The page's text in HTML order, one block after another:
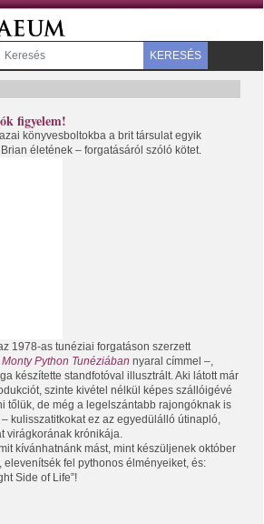
KERESÉS
figyelem!
könyvesboltokba a brit társulat egyik
életének – forgatásáról szóló kötet.
1978-as tunéziai forgatáson szerzett
Monty Python Tunéziában nyaral címmel –,
készítette standfotóval illusztrált. Aki látott már
szinte kivétel nélkül képes szállóigévé
tőlük, de még a legelszántabb rajongóknak is
kulisszatitkokat ez az egyedülálló útinapló,
virágkorának krónikája.
kívánhatnánk mást, mint készüljenek október
fel pythonos élményeiket, és:
Side of Life”!